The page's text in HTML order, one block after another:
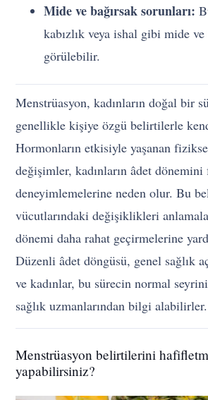
Mide ve bağırsak sorunları:
kabızlık veya ishal gibi mide ve
görülebilir.
Menstrüasyon, kadınların doğal bir
genellikle kişiye özgü belirtilerle
Hormonların etkisiyle yaşanan
değişimler, kadınların âdet
deneyimlemelerine neden olur. Bu
vücutlarındaki değişiklikleri
dönemi daha rahat geçirmelerine
Düzenli âdet döngüsü, genel sağlık
ve kadınlar, bu sürecin normal
sağlık uzmanlarından bilgi alabilirler.
Menstrüasyon belirtilerini
yapabilirsiniz?